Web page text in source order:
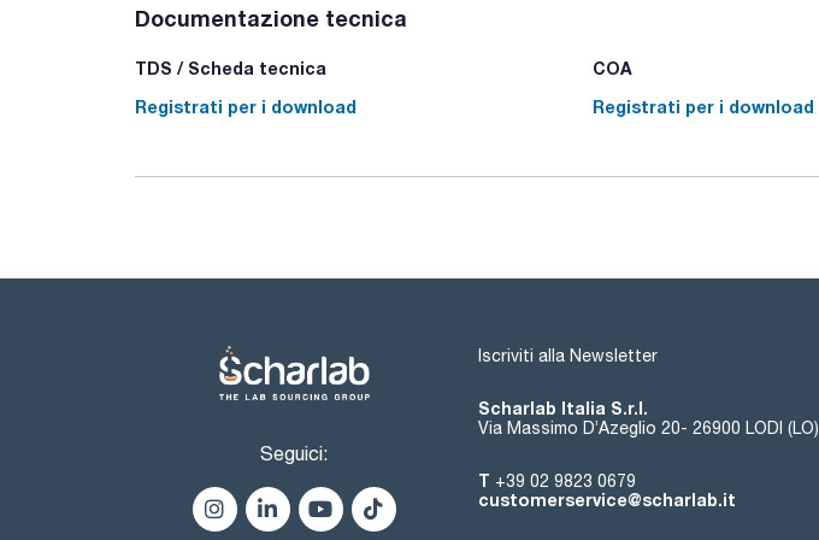
Documentazione tecnica
TDS / Scheda tecnica
Registrati per i download
COA
Registrati per i download
Seguici:
Iscriviti alla Newsletter
Scharlab Italia S.r.l.
Via Massimo D’Azeglio 20- 26900 LODI (LO)
T +39 02 9823 0679
customerservice@scharlab.it